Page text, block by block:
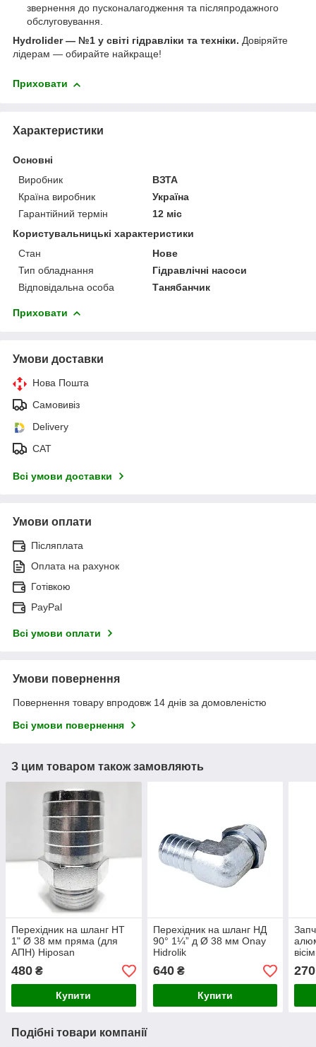
звернення до пусконалагодження та післяпродажного
обслуговування.
Hydrolider — №1 у світі гідравліки та техніки. Довіряйте
лідерам — обирайте найкраще!
Приховати
Характеристики
Основні
Виробник
ВЗТА
Країна виробник
Україна
Гарантійний термін
12 міс
Користувальницькі характеристики
Стан
Нове
Тип обладнання
Гідравлічні насоси
Відповідальна особа
Танябанчик
Приховати
Умови доставки
Нова Пошта
Самовивіз
Delivery
САТ
Всі умови доставки
Умови оплати
Післяплата
Оплата на рахунок
Готівкою
PayPal
Всі умови оплати
Умови повернення
Повернення товару впродовж 14 днів за домовленістю
Всі умови повернення
З цим товаром також замовляють
Перехідник на шланг НТ
1" Ø 38 мм пряма (для
АПН) Hiposan
480 ₴
Купити
Перехідник на шланг НД
90° 1¼” д Ø 38 мм Onay
Hidrolik
640₴
Купити
270
Подібні товари компанії